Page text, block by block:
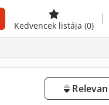
Kedvencek listája (0)